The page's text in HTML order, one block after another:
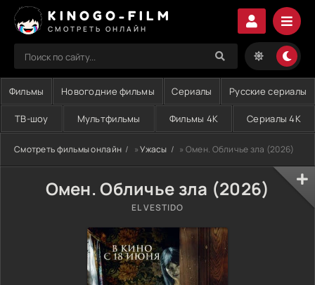
KINOGO-FILM
СМОТРЕТЬ ОНЛАЙН
Фильмы Новогодние фильмы Сериалы Русские сериалы
ТВ-шоу Мультфильмы Фильмы 4K Сериалы 4K
Смотреть фильмы онлайн »Ужасы » Омен. Обличье зла (2026)
Омен. Обличье зла (2026)
EL VESTIDO